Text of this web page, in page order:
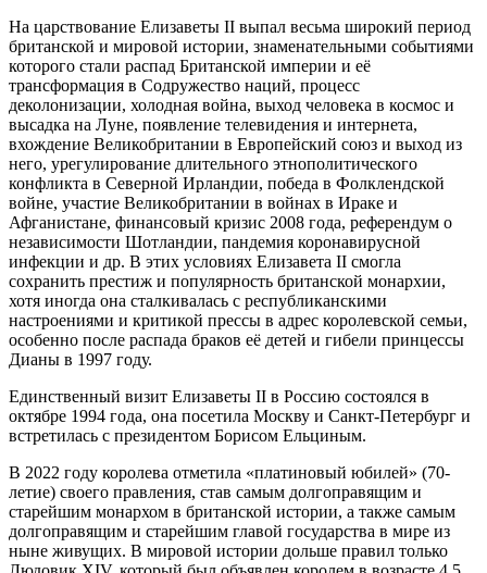
На царствование Елизаветы II выпал весьма широкий период
британской и мировой истории, знаменательными событиями
которого стали распад Британской империи и её
трансформация в Содружество наций, процесс
деколонизации, холодная война, выход человека в космос и
высадка на Луне, появление телевидения и интернета,
вхождение Великобритании в Европейский союз и выход из
него, урегулирование длительного этнополитического
конфликта в Северной Ирландии, победа в Фолклендской
войне, участие Великобритании в войнах в Ираке и
Афганистане, финансовый кризис 2008 года, референдум о
независимости Шотландии, пандемия коронавирусной
инфекции и др. В этих условиях Елизавета II смогла
сохранить престиж и популярность британской монархии,
хотя иногда она сталкивалась с республиканскими
настроениями и критикой прессы в адрес королевской семьи,
особенно после распада браков её детей и гибели принцессы
Дианы в 1997 году.
Единственный визит Елизаветы II в Россию состоялся в
октябре 1994 года, она посетила Москву и Санкт-Петербург и
встретилась с президентом Борисом Ельциным.
В 2022 году королева отметила «платиновый юбилей» (70-
летие) своего правления, став самым долгоправящим и
старейшим монархом в британской истории, а также самым
долгоправящим и старейшим главой государства в мире из
ныне живущих. В мировой истории дольше правил только